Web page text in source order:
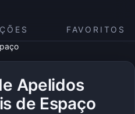
FAVORITOS
Apelidos
de Espaço